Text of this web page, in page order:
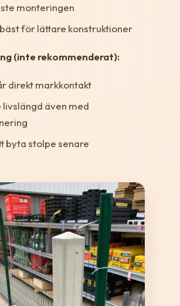
monteringen
för lättare konstruktioner
(inte rekommenderat):
direkt markkontakt
livslängd även med
byta stolpe senare